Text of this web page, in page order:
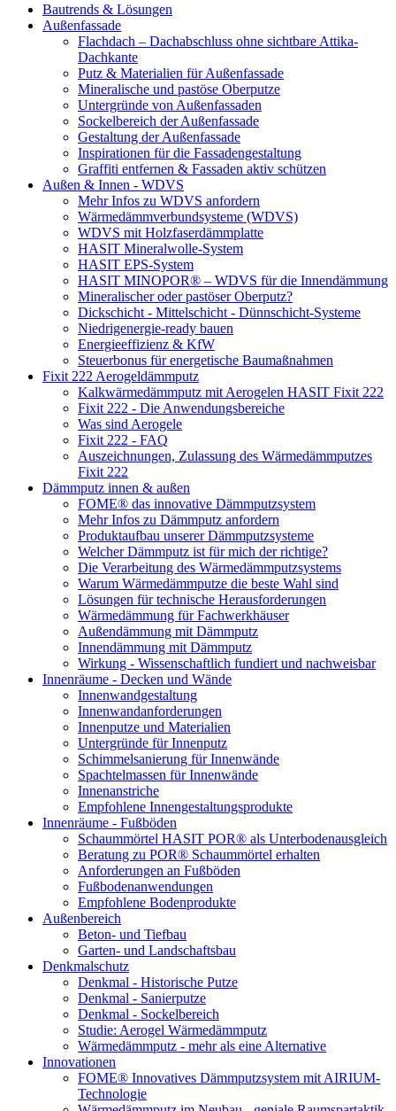
Bautrends & Lösungen
Außenfassade
Flachdach – Dachabschluss ohne sichtbare Attika-
Dachkante
Putz & Materialien für Außenfassade
Mineralische und pastöse Oberputze
Untergründe von Außenfassaden
Sockelbereich der Außenfassade
Gestaltung der Außenfassade
Inspirationen für die Fassadengestaltung
Graffiti entfernen & Fassaden aktiv schützen
Außen & Innen - WDVS
Mehr Infos zu WDVS anfordern
Wärmedämmverbundsysteme (WDVS)
WDVS mit Holzfaserdämmplatte
HASIT Mineralwolle-System
HASIT EPS-System
HASIT MINOPOR® – WDVS für die Innendämmung
Mineralischer oder pastöser Oberputz?
Dickschicht - Mittelschicht - Dünnschicht-Systeme
Niedrigenergie-ready bauen
Energieeffizienz & KfW
Steuerbonus für energetische Baumaßnahmen
Fixit 222 Aerogeldämmputz
Kalkwärmedämmputz mit Aerogelen HASIT Fixit 222
Fixit 222 - Die Anwendungsbereiche
Was sind Aerogele
Fixit 222 - FAQ
Auszeichnungen, Zulassung des Wärmedämmputzes
Fixit 222
Dämmputz innen & außen
FOME® das innovative Dämmputzsystem
Mehr Infos zu Dämmputz anfordern
Produktaufbau unserer Dämmputzsysteme
Welcher Dämmputz ist für mich der richtige?
Die Verarbeitung des Wärmedämmputzsystems
Warum Wärmedämmputze die beste Wahl sind
Lösungen für technische Herausforderungen
Wärmedämmung für Fachwerkhäuser
Außendämmung mit Dämmputz
Innendämmung mit Dämmputz
Wirkung - Wissenschaftlich fundiert und nachweisbar
Innenräume - Decken und Wände
Innenwandgestaltung
Innenwandanforderungen
Innenputze und Materialien
Untergründe für Innenputz
Schimmelsanierung für Innenwände
Spachtelmassen für Innenwände
Innenanstriche
Empfohlene Innengestaltungsprodukte
Innenräume - Fußböden
Schaummörtel HASIT POR® als Unterbodenausgleich
Beratung zu POR® Schaummörtel erhalten
Anforderungen an Fußböden
Fußbodenanwendungen
Empfohlene Bodenprodukte
Außenbereich
Beton- und Tiefbau
Garten- und Landschaftsbau
Denkmalschutz
Denkmal - Historische Putze
Denkmal - Sanierputze
Denkmal - Sockelbereich
Studie: Aerogel Wärmedämmputz
Wärmedämmputz - mehr als eine Alternative
Innovationen
FOME® Innovatives Dämmputzsystem mit AIRIUM-
Technologie